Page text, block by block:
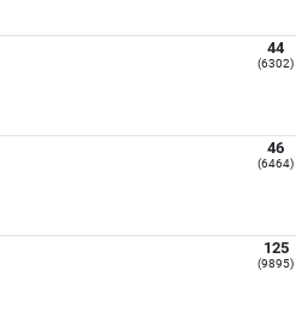
44
(6302)
46
(6464)
125
(9895)